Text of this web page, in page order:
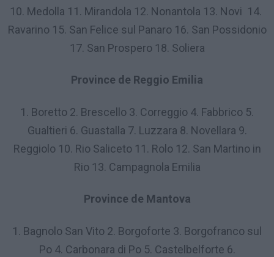
10. Medolla 11. Mirandola 12. Nonantola 13. Novi 14.
Ravarino 15. San Felice sul Panaro 16. San Possidonio
17. San Prospero 18. Soliera
Province de Reggio Emilia
1. Boretto 2. Brescello 3. Correggio 4. Fabbrico 5.
Gualtieri 6. Guastalla 7. Luzzara 8. Novellara 9.
Reggiolo 10. Rio Saliceto 11. Rolo 12. San Martino in
Rio 13. Campagnola Emilia
Province de Mantova
1. Bagnolo San Vito 2. Borgoforte 3. Borgofranco sul
Po 4. Carbonara di Po 5. Castelbelforte 6.